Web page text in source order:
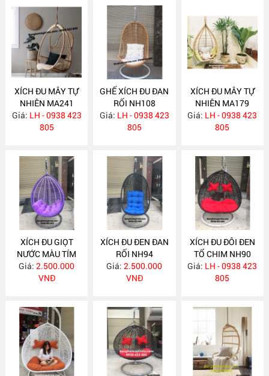
XÍCH ĐU MÂY TỰ
NHIÊN MA241
Giá: LH - 0938 423
805
GHẾ XÍCH ĐU ĐAN
RỐI NH108
Giá: LH - 0938 423
805
XÍCH ĐU MÂY TỰ
NHIÊN MA179
Giá: LH - 0938 423
805
XÍCH ĐU GIỌT
NƯỚC MÀU TÍM
NH95
Giá:2.500.000
VNĐ
XÍCH ĐU ĐEN ĐAN
RỐI NH94
Giá:2.500.000
VNĐ
XÍCH ĐU ĐÔI ĐEN
TỔ CHIM NH90
Giá: LH - 0938 423
805